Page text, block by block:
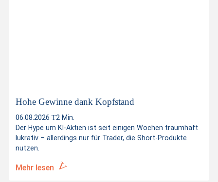
Hohe Gewinne dank Kopfstand
06.08.2026
2 Min.
Der Hype um KI-Aktien ist seit einigen Wochen traumhaft
lukrativ – allerdings nur für Trader, die Short-Produkte
nutzen.
Mehr lesen